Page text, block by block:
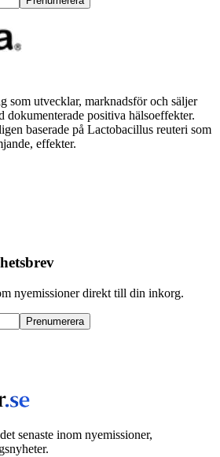
som utvecklar, marknadsför och säljer
dokumenterade positiva hälsoeffekter.
baserade på Lactobacillus reuteri som
effekter.
nyemissioner direkt till din inkorg.
Prenumerera
senaste inom nyemissioner,